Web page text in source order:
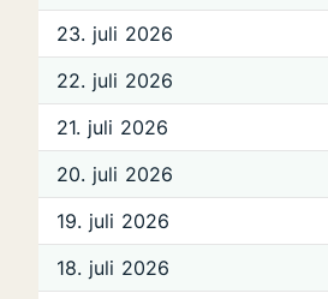
23. juli 2026
22. juli 2026
21. juli 2026
20. juli 2026
19. juli 2026
18. juli 2026